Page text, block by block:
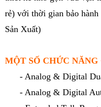
rẻ) với thời gian bảo hành
Sản Xuất)
MỘT SỐ CHỨC
- Analog & Digital
- Analog & Digital